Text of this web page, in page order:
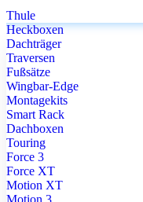
Thule
Heckboxen
Dachträger
Traversen
Fußsätze
Wingbar-Edge
Montagekits
Smart Rack
Dachboxen
Touring
Force 3
Force XT
Motion XT
Motion 3